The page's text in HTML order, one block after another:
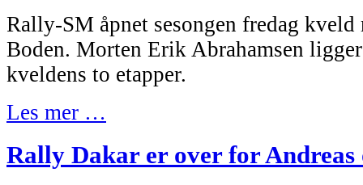
Rally-SM åpnet sesongen fredag
Boden. Morten Erik Abrahamsen
kveldens to etapper.
Les mer …
Rally Dakar er over for Andreas